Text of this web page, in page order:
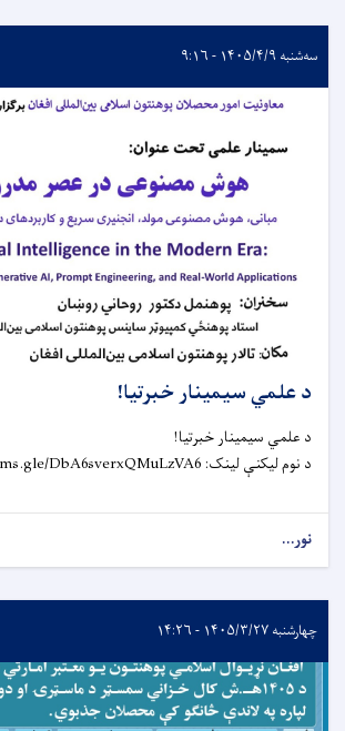
سه‌شنبه ۱۴۰۵/۴/۹ - ۹:۱۶
د علمي سیمینار خبرتیا!
د علمي سیمینار خبرتیا!
د نوم لیکنې لینک: https://forms.gle/DbA6sverxQMuLzVA6
نور...
چهارشنبه ۱۴۰۵/۳/۲۷ - ۱۴:۲۶